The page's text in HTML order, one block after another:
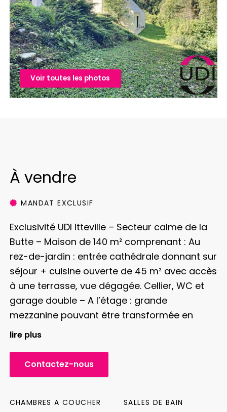
Voir toutes les photos
À vendre
MANDAT EXCLUSIF
Exclusivité UDI Itteville – Secteur calme de la
Butte – Maison de 140 m² comprenant : Au
rez-de-jardin : entrée cathédrale donnant sur
séjour + cuisine ouverte de 45 m² avec accès
à une terrasse, vue dégagée. Cellier, WC et
garage double – A l’étage : grande
mezzanine pouvant être transformée en
chambre, une chambre avec salle de bains
chambres avec accès sur le jardin, salle
d’eau avec baignoire, WC, lingerie et
terrain de 1950 m² –Honoraires charge
lire plus
Contactez-nous
CHAMBRES A COUCHER SALLES DE BAIN